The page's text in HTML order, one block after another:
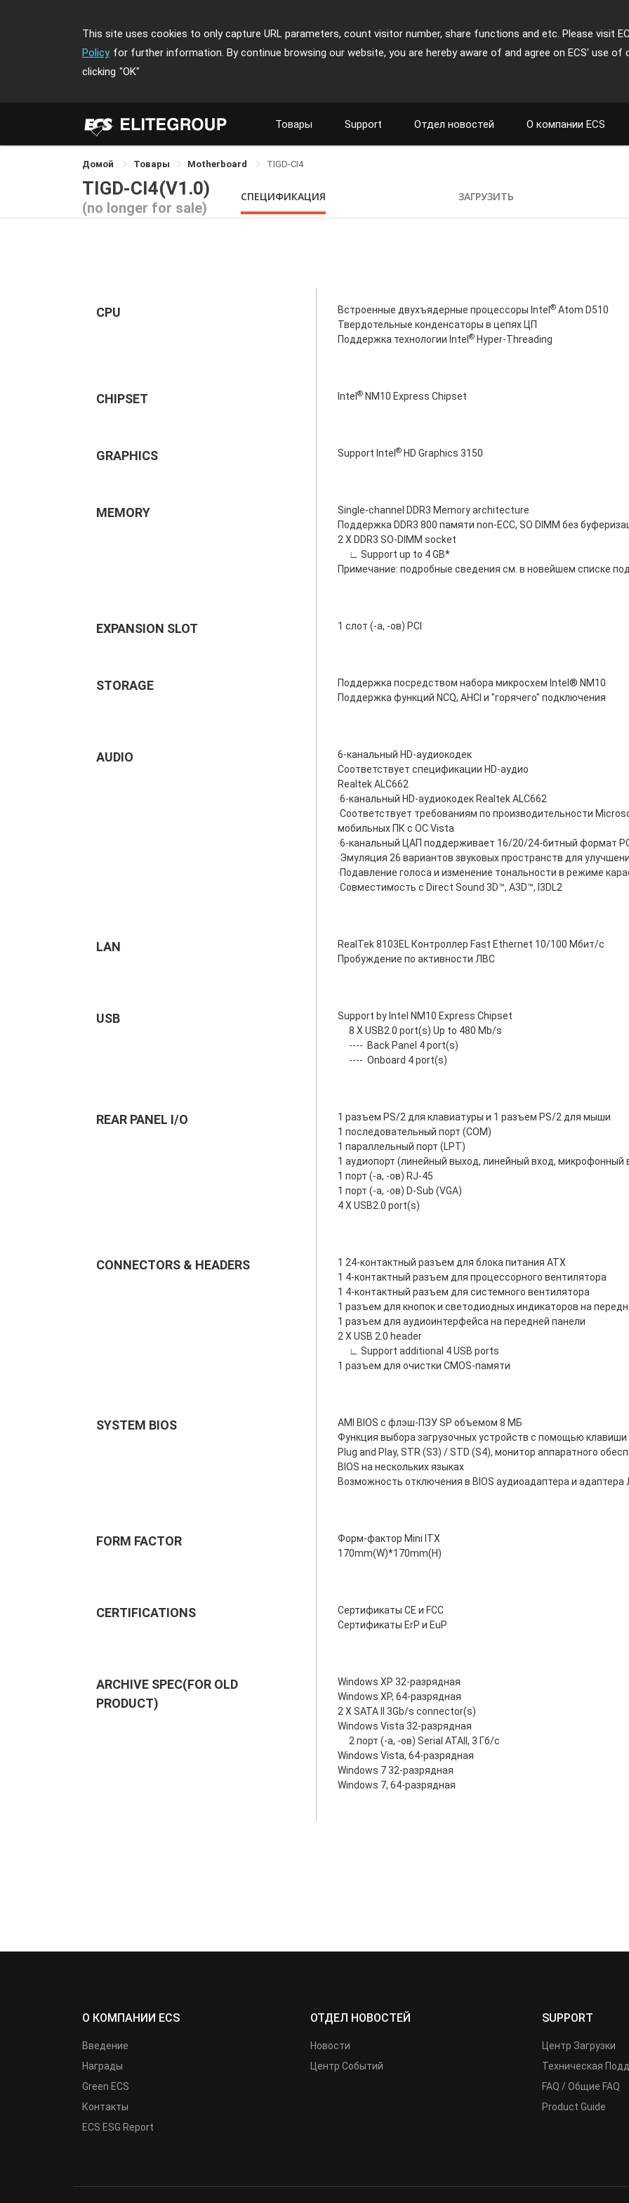
This site uses cookies to only capture URL parameters, count visitor number, share functions and etc. Please visit
Policy for further information. By continue browsing our website, you are hereby aware of and agree on ECS' use of
clicking "OK"
Товары Support Отдел новостей О компании ECS
Домой Товары Motherboard TIGD-CI4
TIGD-CI4(V1.0)
(no longer for sale)
СПЕЦИФИКАЦИЯ ЗАГРУЗИТЬ
CPU Встроенные двухъядерные процессоры Intel ® Atom D510
Твердотельные конденсаторы в цепях ЦП
Поддержка технологии Intel ® Hyper-Threading
CHIPSET Intel ® NM10 Express Chipset
GRAPHICS Support Intel ® HD Graphics 3150
MEMORY
Single-channel DDR3 Memory architecture
Поддержка DDR3 800 памяти non-ECC, SO DIMM без
2 X DDR3 SO-DIMM socket
∟ Support up to 4 GB*
Примечание: подробные сведения см. в новейшем списке
EXPANSION SLOT 1 слот (-а, -ов) PCI
STORAGE
Поддержка посредством набора микросхем Intel® NM10
Поддержка функций NCQ, AHCI и "горячего" подключения
AUDIO
6-канальный HD-аудиокодек
Соответствует спецификации HD-аудио
Realtek ALC662
‧6-канальный HD-аудиокодек Realtek ALC662
‧Соответствует требованиям по производительности
мобильных ПК с ОС Vista
‧6-канальный ЦАП поддерживает 16/20/24-битный формат
‧Эмуляция 26 вариантов звуковых пространств для
‧Подавление голоса и изменение тональности в режиме
‧Совместимость с Direct Sound 3D™, A3D™, I3DL2
LAN
RealTek 8103EL Контроллер Fast Ethernet 10/100 Мбит/с
Пробуждение по активности ЛВС
USB
Support by Intel NM10 Express Chipset
8 X USB2.0 port(s) Up to 480 Mb/s
---- Back Panel 4 port(s)
---- Onboard 4 port(s)
REAR PANEL I/O
1 разъем PS/2 для клавиатуры и 1 разъем PS/2 для мыши
1 последовательный порт (COM)
1 параллельный порт (LPT)
1 аудиопорт (линейный выход, линейный вход, микрофонный
1 порт (-а, -ов) RJ-45
1 порт (-а, -ов) D-Sub (VGA)
4 X USB2.0 port(s)
CONNECTORS & HEADERS
1 24-контактный разъем для блока питания ATX
1 4-контактный разъем для процессорного вентилятора
1 4-контактный разъем для системного вентилятора
1 разъем для кнопок и светодиодных индикаторов на
1 разъем для аудиоинтерфейса на передней панели
2 X USB 2.0 header
∟ Support additional 4 USB ports
1 разъем для очистки CMOS-памяти
SYSTEM BIOS
AMI BIOS с флэш-ПЗУ SP объемом 8 МБ
Функция выбора загрузочных устройств с помощью клавиши
Plug and Play, STR (S3) / STD (S4), монитор аппаратного
BIOS на нескольких языках
Возможность отключения в BIOS аудиоадаптера и адаптера
FORM FACTOR
Форм-фактор Mini ITX
170mm(W)*170mm(H)
CERTIFICATIONS
Сертификаты CE и FCC
Сертификаты ErP и EuP
ARCHIVE SPEC(FOR OLD
PRODUCT)
Windows XP 32-разрядная
Windows XP, 64-разрядная
2 X SATA II 3Gb/s connector(s)
Windows Vista 32-разрядная
2 порт (-а, -ов) Serial ATAII, 3 Гб/с
Windows Vista, 64-разрядная
Windows 7 32-разрядная
Windows 7, 64-разрядная
О КОМПАНИИ ECS
Введение
Награды
Green ECS
Контакты
ECS ESG Report
ОТДЕЛ НОВОСТЕЙ
Новости
Центр Событий
SUPPORT
Центр Загрузки
Техническая
FAQ / Общие FAQ
Product Guide